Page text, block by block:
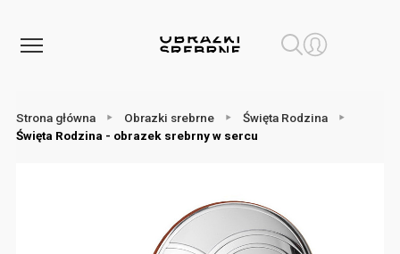
Strona główna Obrazki srebrne
Święta Rodzina
Święta Rodzina - obrazek srebrny w sercu